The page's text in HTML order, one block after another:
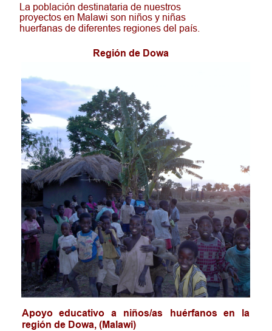
La población destinataria de nuestros
proyectos en Malawi son niños y niñas
huerfanas de diferentes regiones del país.
Región de Dowa
Apoyo educativo a niños/as huérfanos en
la
región de Dowa, (Malawi)